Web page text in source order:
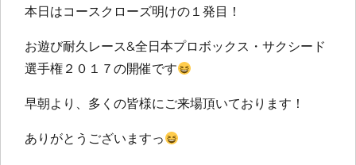
本日はコースクローズ明けの１発目！
お遊び耐久レース&全日本プロボックス・サクシード
選手権２０１７の開催です
早朝より、多くの皆様にご来場頂いております！
ありがとうございますっ